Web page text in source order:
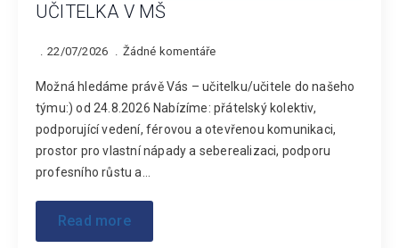
UČITELKA V MŠ
22/07/2026 Žádné komentáře
Možná hledáme právě Vás – učitelku/učitele do našeho
týmu:) od 24.8.2026 Nabízíme: přátelský kolektiv,
podporující vedení, férovou a otevřenou komunikaci,
prostor pro vlastní nápady a seberealizaci, podporu
profesního růstu a…
Read more